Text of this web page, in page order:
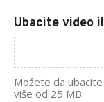
Ubacite video
Možete da
više od 25 MB.